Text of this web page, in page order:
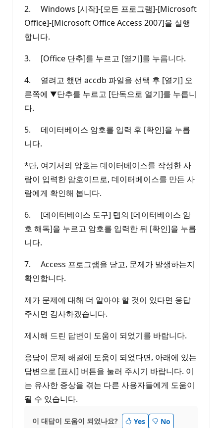
2. Windows [시작]-[모든 프로그램]-[Microsoft
Office]-[Microsoft Office Access 2007]을 실행
합니다.
3. [Office 단추]를 누르고 [열기]를 누릅니다.
4. 열려고 했던 accdb 파일을 선택 후 [열기] 오
른쪽에 ▼단추를 누르고 [단독으로 열기]를 누릅니
다.
5. 데이터베이스 암호를 입력 후 [확인]을 누릅
니다.
*단, 여기서의 암호는 데이터베이스를 작성한 사
람이 입력한 암호이므로, 데이터베이스를 만든 사
람에게 확인해 봅니다.
6. [데이터베이스 도구] 탭의 [데이터베이스 암
호 해독]을 누르고 암호를 입력한 뒤 [확인]을 누릅
니다.
7. Access 프로그램을 닫고, 문제가 발생하는지
확인합니다.
제가 문제에 대해 더 알아야 할 것이 있다면 응답
주시면 감사하겠습니다.
제시해 드린 답변이 도움이 되었기를 바랍니다.
응답이 문제 해결에 도움이 되었다면, 아래에 있는
답변으로 [표시] 버튼을 눌러 주시기 바랍니다. 이
는 유사한 증상을 겪는 다른 사용자들에게 도움이
될 수 있습니다.
이 대답이 도움이 되었나요? Yes No